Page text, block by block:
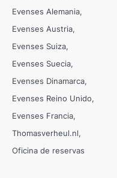
Evenses Alemania
Evenses Austria
Evenses Suiza
Evenses Suecia
Evenses Dinamarca
Evenses Reino Unido
Evenses Francia
Thomasverheul.nl
Oficina de reservas